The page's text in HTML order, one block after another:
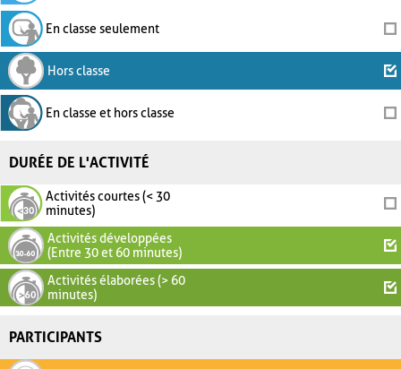
En classe seulement
Hors classe
En classe et hors classe
DURÉE DE L'ACTIVITÉ
Activités courtes (< 30
minutes)
Activités développées
(Entre 30 et 60 minutes)
Activités élaborées (> 60
minutes)
PARTICIPANTS